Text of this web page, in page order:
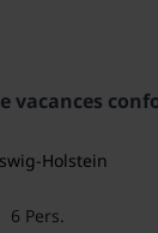
vacances
Holstein
6 Pers.